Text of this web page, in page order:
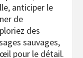
anticiper le
de
des
sauvages,
pour le détail.